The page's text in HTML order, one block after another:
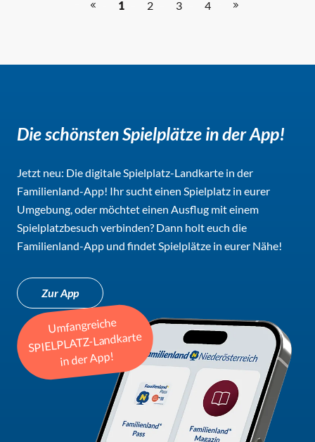
1 2 3 4
Die schönsten Spielplätze in der App!
Jetzt neu: Die digitale Spielplatz-Landkarte in der
Familienland-App! Ihr sucht einen Spielplatz in eurer
Umgebung, oder möchtet einen Ausflug mit einem
Spielplatzbesuch verbinden? Dann holt euch die
Familienland-App und findet Spielplätze in eurer Nähe!
Zur App
Umfangreiche
SPIELPLATZ-Landkarte
in der App!